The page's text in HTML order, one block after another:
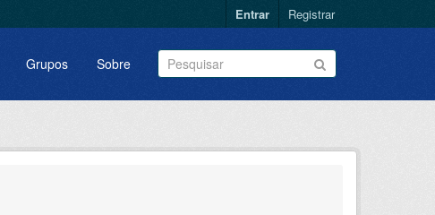
Entrar Registrar
Grupos Sobre